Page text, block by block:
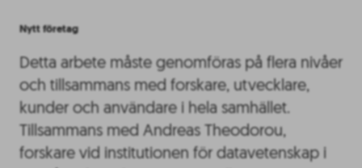
Nytt företag
Detta arbete måste genomföras på flera nivåer
och tillsammans med forskare, utvecklare,
kunder och användare i hela samhället.
Tillsammans med Andreas Theodorou,
forskare vid institutionen för datavetenskap i